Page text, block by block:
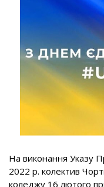
На виконання Указу
2022 р. колектив
коледжу 16 лютого